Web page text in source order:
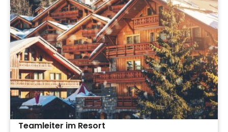
Teamleiter im Resort